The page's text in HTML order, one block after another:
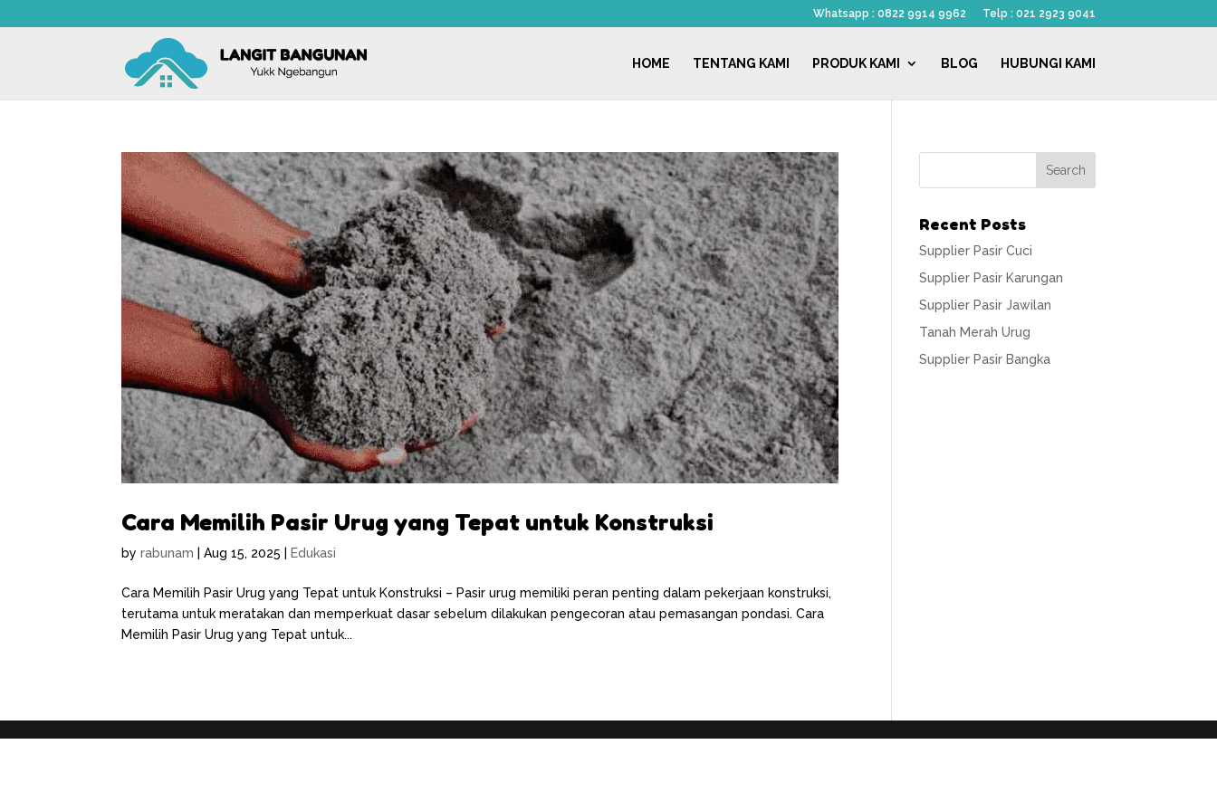
Whatsapp : 0822 9914 9962 Telp : 021 2923 9041
HOME TENTANG KAMI PRODUK KAMI BLOG HUBUNGI KAMI
Cara Memilih Pasir Urug yang Tepat untuk Konstruksi
byrabunam |Aug 15, 2025 Edukasi
Cara Memilih Pasir Urug yang Tepat untuk Konstruksi – Pasir urug memiliki peran penting dalam pekerjaan konstruksi,
terutama untuk meratakan dan memperkuat dasar sebelum dilakukan pengecoran atau pemasangan pondasi. Cara
Memilih Pasir Urug yang Tepat untuk...
Recent Posts
Supplier Pasir Cuci
Supplier Pasir Karungan
Supplier Pasir Jawilan
Tanah Merah Urug
Supplier Pasir Bangka